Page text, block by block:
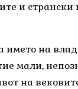
и
името на
мали,
на